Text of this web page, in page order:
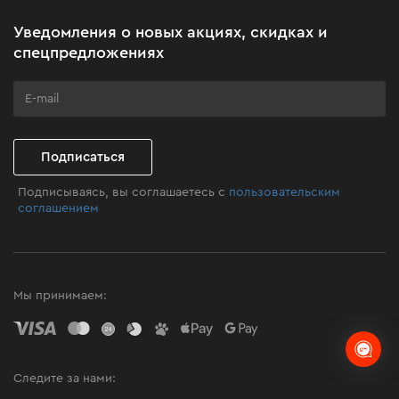
Клуб мастерства
Уведомления о новых акциях, скидках и
спецпредложениях
Подписаться
Подписываясь, вы соглашаетесь с пользовательским
соглашением
Мы принимаем:
Следите за нами: